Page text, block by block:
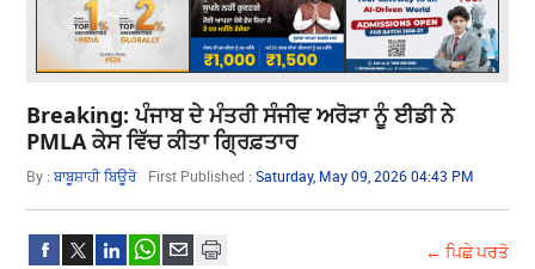
Breaking: ਪੰਜਾਬ ਦੇ ਮੰਤਰੀ ਸੰਜੀਵ ਅਰੋੜਾ ਨੂੰ ਈਡੀ ਨੇ
PMLA ਕੇਸ ਵਿੱਚ ਕੀਤਾ ਗ੍ਰਿਫ਼ਤਾਰ
By :ਬਾਬੂਸ਼ਾਹੀ ਬਿਊਰੋ First Published :Saturday, May 09, 2026 04:43 PM
← ਪਿਛੇ ਪਰਤੋ